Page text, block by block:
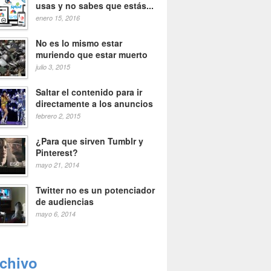
usas y no sabes que estás...
enero 15, 2016
No es lo mismo estar
muriendo que estar muerto
julio 3, 2015
Saltar el contenido para ir
directamente a los anuncios
febrero 2, 2015
¿Para que sirven Tumblr y
Pinterest?
mayo 21, 2014
Twitter no es un potenciador
de audiencias
mayo 6, 2014